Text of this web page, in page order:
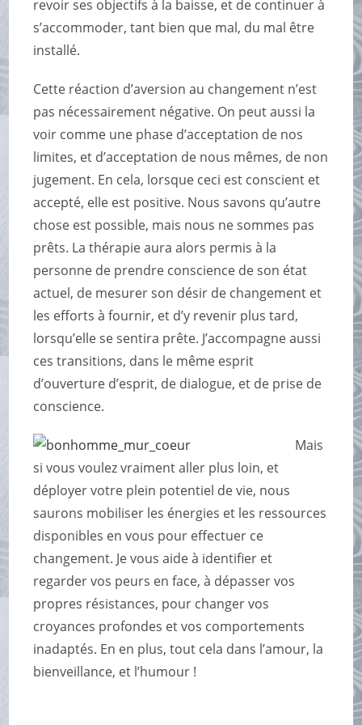
revoir ses objectifs à la baisse, et de continuer à
s’accommoder, tant bien que mal, du mal être
installé.
Cette réaction d’aversion au changement n’est
pas nécessairement négative. On peut aussi la
voir comme une phase d’acceptation de nos
limites, et d’acceptation de nous mêmes, de non
jugement. En cela, lorsque ceci est conscient et
accepté, elle est positive. Nous savons qu’autre
chose est possible, mais nous ne sommes pas
prêts. La thérapie aura alors permis à la
personne de prendre conscience de son état
actuel, de mesurer son désir de changement et
les efforts à fournir, et d’y revenir plus tard,
lorsqu’elle se sentira prête. J’accompagne aussi
ces transitions, dans le même esprit
d’ouverture d’esprit, de dialogue, et de prise de
conscience.
Mais
si vous voulez vraiment aller plus loin, et
déployer votre plein potentiel de vie, nous
saurons mobiliser les énergies et les ressources
disponibles en vous pour effectuer ce
changement. Je vous aide à identifier et
regarder vos peurs en face, à dépasser vos
propres résistances, pour changer vos
croyances profondes et vos comportements
inadaptés. En en plus, tout cela dans l’amour, la
bienveillance, et l’humour !